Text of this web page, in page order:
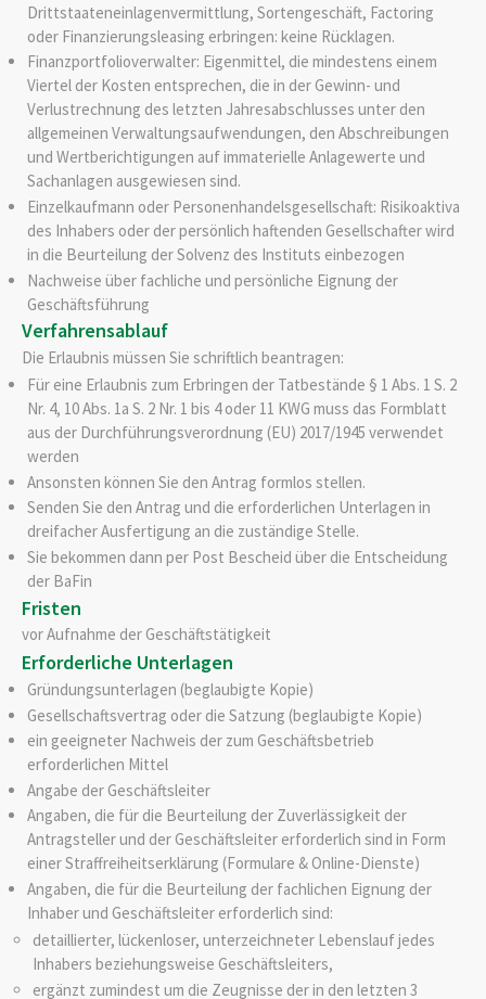
Drittstaateneinlagenvermittlung, Sortengeschäft, Factoring
oder Finanzierungsleasing erbringen: keine Rücklagen.
Finanzportfolioverwalter: Eigenmittel, die mindestens einem
Viertel der Kosten entsprechen, die in der Gewinn- und
Verlustrechnung des letzten Jahresabschlusses unter den
allgemeinen Verwaltungsaufwendungen, den Abschreibungen
und Wertberichtigungen auf immaterielle Anlagewerte und
Sachanlagen ausgewiesen sind.
Einzelkaufmann oder Personenhandelsgesellschaft: Risikoaktiva
des Inhabers oder der persönlich haftenden Gesellschafter wird
in die Beurteilung der Solvenz des Instituts einbezogen
Nachweise über fachliche und persönliche Eignung der
Geschäftsführung
Verfahrensablauf
Die Erlaubnis müssen Sie schriftlich beantragen:
Für eine Erlaubnis zum Erbringen der Tatbestände § 1 Abs. 1 S. 2
Nr. 4, 10 Abs. 1a S. 2 Nr. 1 bis 4 oder 11 KWG muss das Formblatt
aus der Durchführungsverordnung (EU) 2017/1945 verwendet
werden
Ansonsten können Sie den Antrag formlos stellen.
Senden Sie den Antrag und die erforderlichen Unterlagen in
dreifacher Ausfertigung an die zuständige Stelle.
Sie bekommen dann per Post Bescheid über die Entscheidung
der BaFin
Fristen
vor Aufnahme der Geschäftstätigkeit
Erforderliche Unterlagen
Gründungsunterlagen (beglaubigte Kopie)
Gesellschaftsvertrag oder die Satzung (beglaubigte Kopie)
ein geeigneter Nachweis der zum Geschäftsbetrieb
erforderlichen Mittel
Angabe der Geschäftsleiter
Angaben, die für die Beurteilung der Zuverlässigkeit der
Antragsteller und der Geschäftsleiter erforderlich sind in Form
einer Straffreiheitserklärung (Formulare & Online-Dienste)
Angaben, die für die Beurteilung der fachlichen Eignung der
Inhaber und Geschäftsleiter erforderlich sind:
detaillierter, lückenloser, unterzeichneter Lebenslauf jedes
Inhabers beziehungsweise Geschäftsleiters,
ergänzt zumindest um die Zeugnisse der in den letzten 3